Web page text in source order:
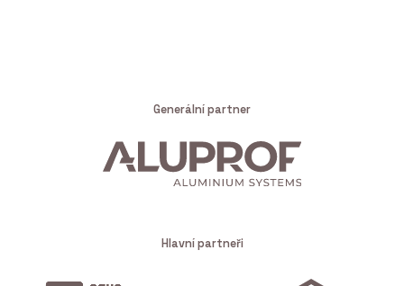
Generální partner
Hlavní partneři